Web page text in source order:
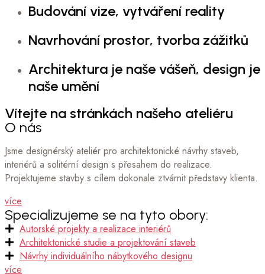
Budování vize, vytváření reality
Navrhování prostor, tvorba zážitků
Architektura je naše vášeň, design je
naše umění
Vítejte na stránkách našeho ateliéru
O nás
Jsme designérský ateliér pro architektonické návrhy staveb,
interiérů a solitérní design s přesahem do realizace.
Projektujeme stavby s cílem dokonale ztvárnit představy klienta.
více
Specializujeme se na tyto obory:
Autorské projekty a realizace interiérů
Architektonické studie a projektování staveb
Návrhy individuálního nábytkového designu
více